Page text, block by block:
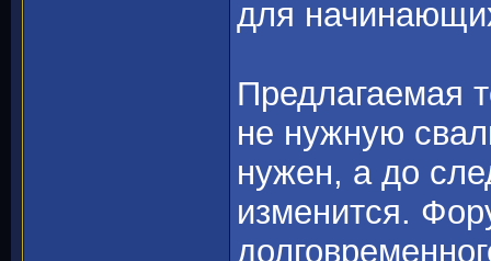
для
Предлагаемая
не нужную
нужен, а до
изменится.